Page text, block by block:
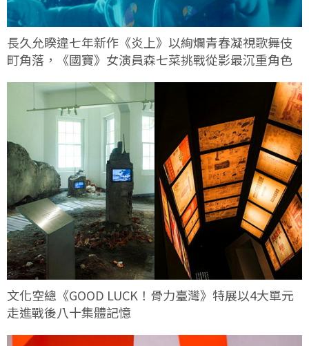
長久允睽違七年新作《炎上》以絢爛青春凝視歌舞伎
町角落，《國寶》女演員森七菜挑戰從影最沉重角色
文化空總《GOOD LUCK！骨力臺灣》特展以4大單元
走進戰後八十集體記憶